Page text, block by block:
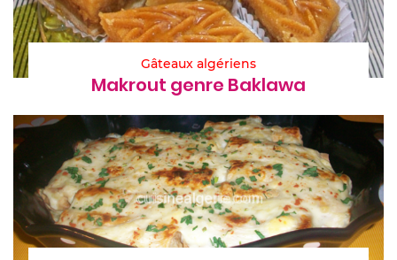
Gâteaux algériens
Makrout genre Baklawa